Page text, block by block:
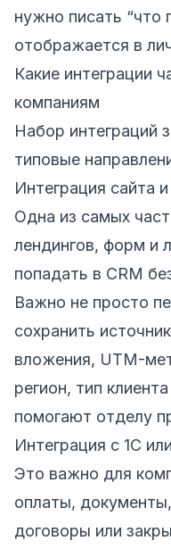
нужно писать “что
отображается в
Какие интеграции
компаниям
Набор интеграций
типовые
Интеграция сайта
Одна из самых
лендингов, форм и
попадать в CRM
Важно не просто
сохранить
вложения, UTM-
регион, тип
помогают отделу
Интеграция с 1С
Это важно для
оплаты,
договоры или